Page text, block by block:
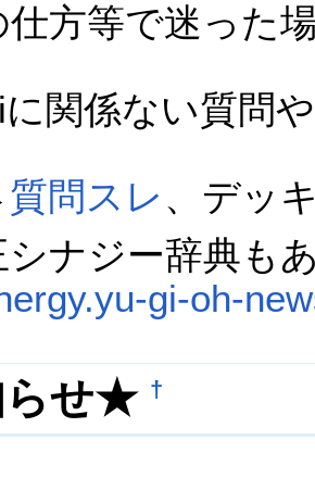
方等で迷った
関係ない質問
質問スレ 、デッ
ナジー辞典も
gi-oh-
せ★ †